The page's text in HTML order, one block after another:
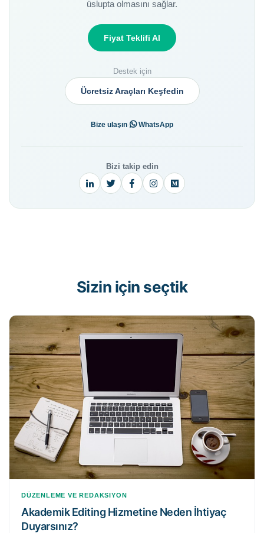
üslupta olmasını sağlar.
Fiyat Teklifi Al
Destek için
Ücretsiz Araçları Keşfedin
Bize ulaşın· WhatsApp
Bizi takip edin
Sizin için seçtik
DÜZENLEME VE REDAKSIYON
Akademik Editing Hizmetine Neden İhtiyaç
Duyarsınız?